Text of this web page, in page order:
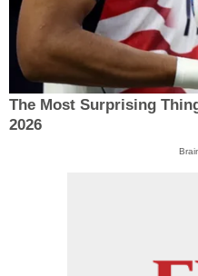
The Most Surprising
2026